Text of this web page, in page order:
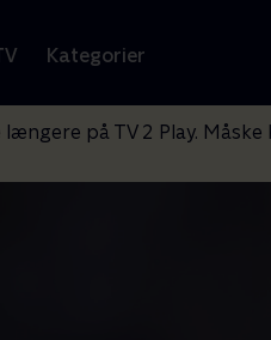
Kategorier
på TV 2 Play.